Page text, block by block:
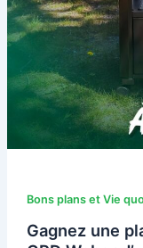
Bons plans et Vie
Gagnez une